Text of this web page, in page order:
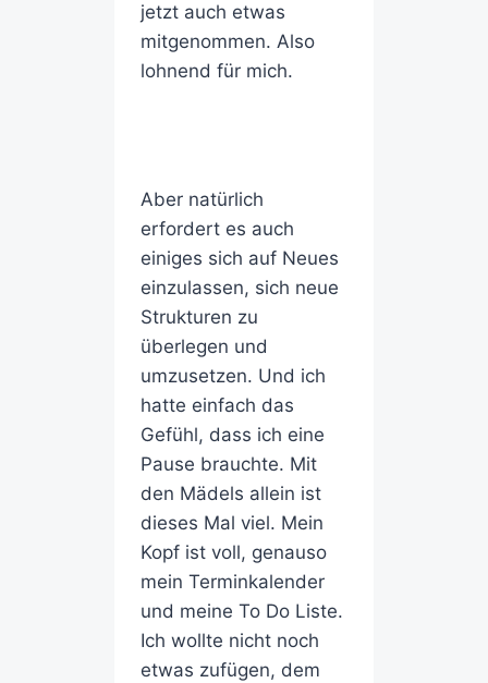
jetzt auch etwas
mitgenommen. Also
lohnend für mich.
Aber natürlich
erfordert es auch
einiges sich auf Neues
einzulassen, sich neue
Strukturen zu
überlegen und
umzusetzen. Und ich
hatte einfach das
Gefühl, dass ich eine
Pause brauchte. Mit
den Mädels allein ist
dieses Mal viel. Mein
Kopf ist voll, genauso
mein Terminkalender
und meine To Do Liste.
Ich wollte nicht noch
etwas zufügen, dem